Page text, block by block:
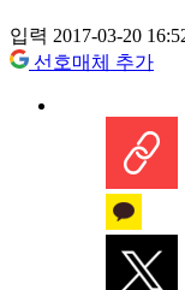
입력 2017-03-20
선호매체 추가